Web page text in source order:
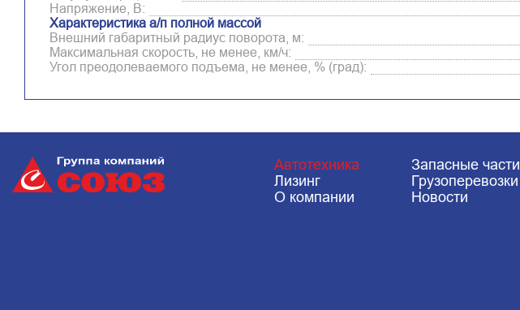
Напряжение, B:
Характеристика а/п полной массой
Внешний габаритный радиус поворота, м:
Максимальная скорость, не менее, км/ч:
Угол преодолеваемого подъема, не менее, % (град):
Республика Татарстан, г. Набережные
Автотехника Запасные части
Лизинг
Грузоперевозки
О компании
Новости